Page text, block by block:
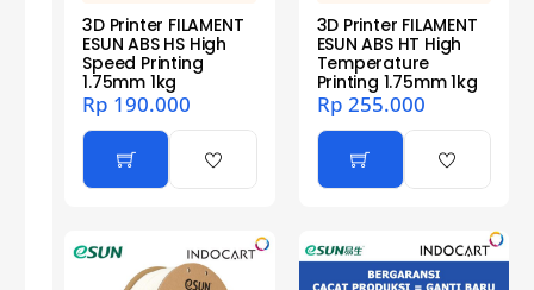
3D Printer FILAMENT
ESUN ABS HS High
Speed Printing
1.75mm 1kg
Rp 190.000
3D Printer FILAMENT
ESUN ABS HT High
Temperature
Printing 1.75mm 1kg
Rp 255.000